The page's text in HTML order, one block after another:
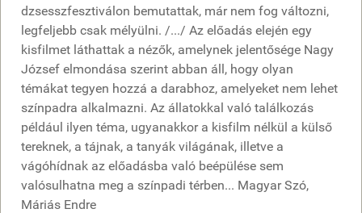
dzsesszfesztiválon bemutattak, már nem fog változni,
legfeljebb csak mélyülni. /.../ Az előadás elején egy
kisfilmet láthattak a nézők, amelynek jelentősége Nagy
József elmondása szerint abban áll, hogy olyan
témákat tegyen hozzá a darabhoz, amelyeket nem lehet
színpadra alkalmazni. Az állatokkal való találkozás
például ilyen téma, ugyanakkor a kisfilm nélkül a külső
tereknek, a tájnak, a tanyák világának, illetve a
vágóhídnak az előadásba való beépülése sem
valósulhatna meg a színpadi térben... Magyar Szó,
Máriás Endre